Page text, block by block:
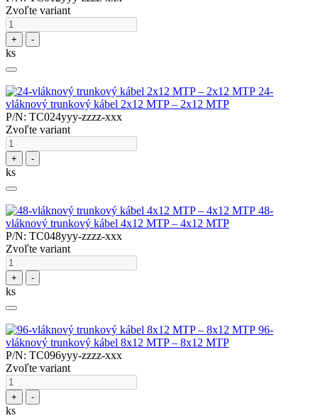
Zvoľte variant
+ -
ks
24-
vláknový trunkový kábel 2x12 MTP – 2x12 MTP
P/N: TC024yyy-zzzz-xxx
Zvoľte variant
+ -
ks
48-
vláknový trunkový kábel 4x12 MTP – 4x12 MTP
P/N: TC048yyy-zzzz-xxx
Zvoľte variant
+ -
ks
96-
vláknový trunkový kábel 8x12 MTP – 8x12 MTP
P/N: TC096yyy-zzzz-xxx
Zvoľte variant
+ -
ks